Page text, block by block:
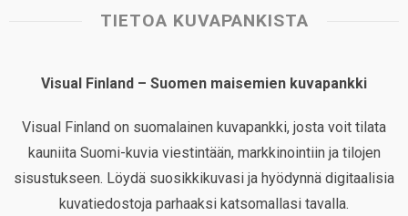
TIETOA KUVAPANKISTA
Visual Finland – Suomen maisemien kuvapankki
Visual Finland on suomalainen kuvapankki, josta voit tilata
kauniita Suomi-kuvia viestintään, markkinointiin ja tilojen
sisustukseen. Löydä suosikkikuvasi ja hyödynnä digitaalisia
kuvatiedostoja parhaaksi katsomallasi tavalla.